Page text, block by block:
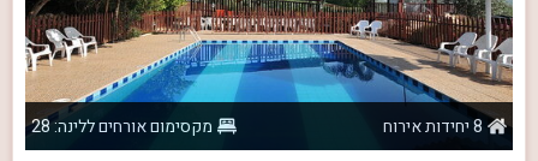
8 יחידות אירוח
מקסימום אורחים ללינה: 28